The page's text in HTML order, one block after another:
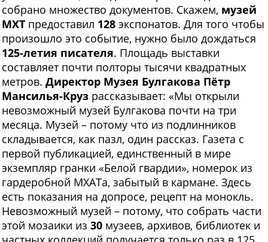
собрано множество документов. Скажем, музей
МХТ предоставил 128 экспонатов. Для того чтобы
произошло это событие, нужно было дождаться
125-летия писателя. Площадь выставки
составляет почти полторы тысячи квадратных
метров. Директор Музея Булгакова Пётр
Мансилья-Круз рассказывает: «Мы открыли
невозможный музей Булгакова почти на три
месяца. Музей – потому что из подлинников
складывается, как пазл, один рассказ. Газета с
первой публикацией, единственный в мире
экземпляр гранки «Белой гвардии», номерок из
гардеробной МХАТа, забытый в кармане. Здесь
есть показания на допросе, рецепт на монокль.
Невозможный музей – потому, что собрать части
этой мозаики из 30 музеев, архивов, библиотек и